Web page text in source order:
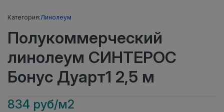
Категория:Линолеум
Полукоммерческий
линолеум СИНТЕРОС
Бонус Дуарт1 2,5 м
834 руб/м2